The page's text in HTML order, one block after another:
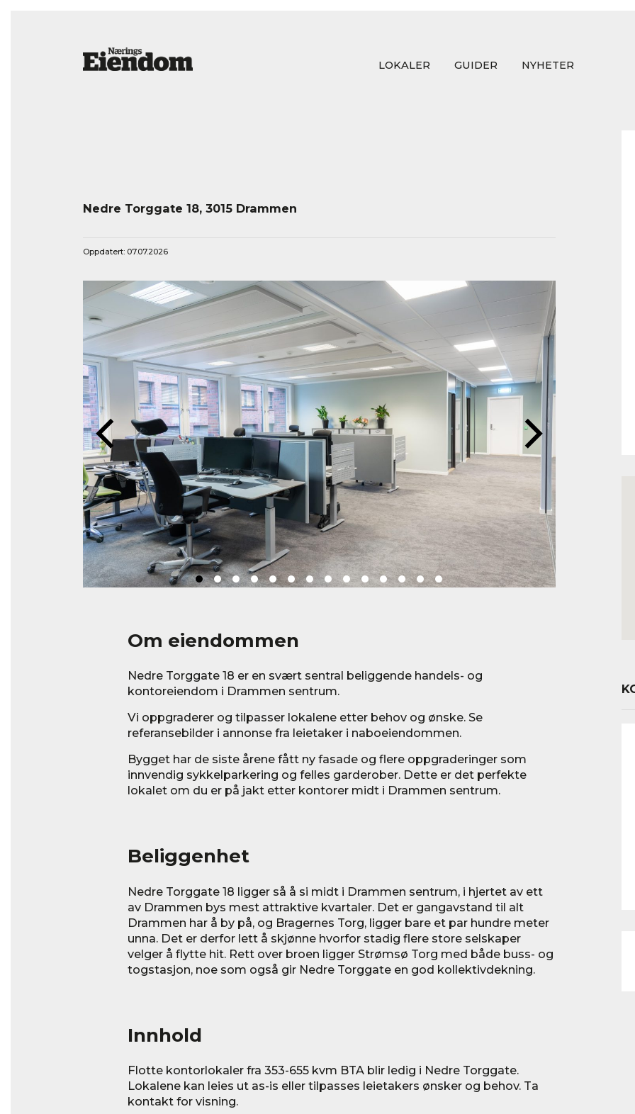
LOKALER GUIDER NYHETER
Nedre Torggate 18, 3015 Drammen
Oppdatert: 07.07.2026
Om eiendommen
Nedre Torggate 18 er en svært sentral beliggende handels- og
kontoreiendom i Drammen sentrum.
Vi oppgraderer og tilpasser lokalene etter behov og ønske. Se
referansebilder i annonse fra leietaker i naboeiendommen.
Bygget har de siste årene fått ny fasade og flere oppgraderinger som
innvendig sykkelparkering og felles garderober. Dette er det perfekte
lokalet om du er på jakt etter kontorer midt i Drammen sentrum.
Beliggenhet
Nedre Torggate 18 ligger så å si midt i Drammen sentrum, i hjertet av ett
av Drammen bys mest attraktive kvartaler. Det er gangavstand til alt
Drammen har å by på, og Bragernes Torg, ligger bare et par hundre meter
unna. Det er derfor lett å skjønne hvorfor stadig flere store selskaper
velger å flytte hit. Rett over broen ligger Strømsø Torg med både buss- og
togstasjon, noe som også gir Nedre Torggate en god kollektivdekning.
Innhold
Flotte kontorlokaler fra 353-655 kvm BTA blir ledig i Nedre Torggate.
Lokalene kan leies ut as-is eller tilpasses leietakers ønsker og behov. Ta
kontakt for visning.